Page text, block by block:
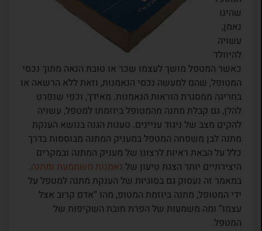
שהינו
נאמן,
עשויה
להיוולד
כאשר המטפל מושך לעצמו שכר או טובת הנאה מתוך נכסי
המטופל, שהם למעשה נכסי הנאמנות, וזאת ללא הרשאה או
בחריגה ממסגרת הוראות הנאמנות. מאידך, וכפי שנפרט
להלן, גם קבלת מתנה מהמטופל ביוזמתו למטפל, עשויה
להקים מצב של ניגוד עניינים. טענות הגנה בנושא הענקת
מתנה לבן משפחה המטפל במעניק המתנה מבוססות בדרך
כלל על הבאת ראיות לרצונו של מעניק המתנה ובמקרים
היצירתיים יותר הצגת טיעון של נאמנות משתמעת ומתנה.
במאמר זה נעסוק גם בסוגיות של הענקת מתנה למטפל על
ידי המטופל, מתנה ביוזמת המטופ, מהו “אדם קרוב אצל
עצמו” ומה משמעות של הפרת חובת השקיפות של
המטפל.